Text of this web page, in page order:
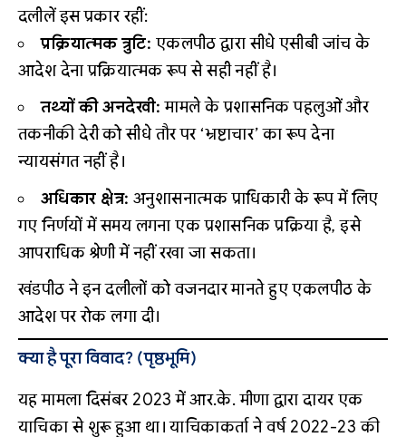
दलीलें इस प्रकार रहीं:
प्रक्रियात्मक त्रुटि: एकलपीठ द्वारा सीधे एसीबी जांच के
आदेश देना प्रक्रियात्मक रूप से सही नहीं है।
तथ्यों की अनदेखी: मामले के प्रशासनिक पहलुओं और
तकनीकी देरी को सीधे तौर पर ‘भ्रष्टाचार’ का रूप देना
न्यायसंगत नहीं है।
अधिकार क्षेत्र: अनुशासनात्मक प्राधिकारी के रूप में लिए
गए निर्णयों में समय लगना एक प्रशासनिक प्रक्रिया है, इसे
आपराधिक श्रेणी में नहीं रखा जा सकता।
खंडपीठ ने इन दलीलों को वजनदार मानते हुए एकलपीठ के
आदेश पर रोक लगा दी।
क्या है पूरा विवाद? (पृष्ठभूमि)
यह मामला दिसंबर 2023 में आर.के. मीणा द्वारा दायर एक
याचिका से शुरू हुआ था। याचिकाकर्ता ने वर्ष 2022-23 की